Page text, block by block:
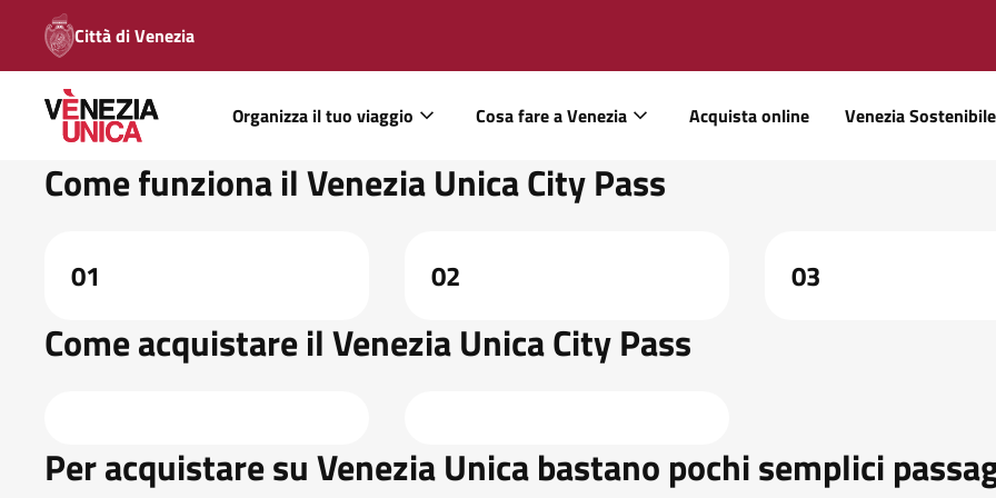
Città di Venezia
Organizza il tuo viaggio Cosa fare a Venezia Acquista online Venezia Sostenibile
Come funziona il Venezia Unica City Pass
01 02 03
Come acquistare il Venezia Unica City Pass
Per acquistare su Venezia Unica bastano pochi semplici